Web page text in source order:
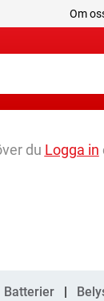
Om
du Logga in
Batterier